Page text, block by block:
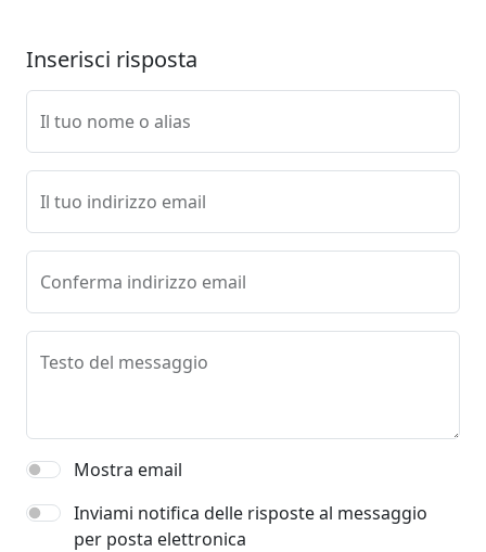
Inserisci risposta
Il tuo nome o alias
Il tuo indirizzo email
Conferma indirizzo email
Testo del messaggio
Mostra email
Inviami notifica delle risposte al messaggio
per posta elettronica